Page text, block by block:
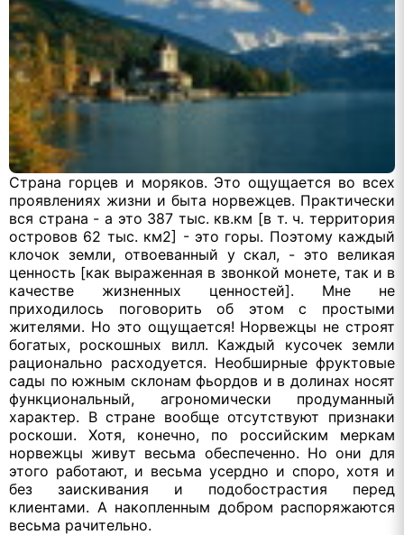
Страна горцев и моряков. Это ощущается во всех
проявлениях жизни и быта норвежцев. Практически
вся страна - а это 387 тыс. кв.км [в т. ч. территория
островов 62 тыс. км2] - это горы. Поэтому каждый
клочок земли, отвоеванный у скал, - это великая
ценность [как выраженная в звонкой монете, так и в
качестве жизненных ценностей]. Мне не
приходилось поговорить об этом с простыми
жителями. Но это ощущается! Норвежцы не строят
богатых, роскошных вилл. Каждый кусочек земли
рационально расходуется. Необширные фруктовые
сады по южным склонам фьордов и в долинах носят
функциональный, агрономически продуманный
характер. В стране вообще отсутствуют признаки
роскоши. Хотя, конечно, по российским меркам
норвежцы живут весьма обеспеченно. Но они для
этого работают, и весьма усердно и споро, хотя и
без заискивания и подобострастия перед
клиентами. А накопленным добром распоряжаются
весьма рачительно.